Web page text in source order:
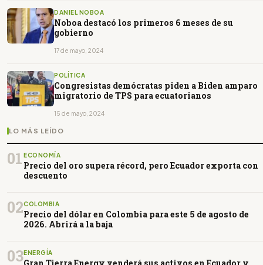
DANIEL NOBOA
Noboa destacó los primeros 6 meses de su
gobierno
17 de mayo, 2024
POLÍTICA
Congresistas demócratas piden a Biden amparo
migratorio de TPS para ecuatorianos
15 de mayo, 2024
LO MÁS LEÍDO
01 ECONOMÍA
Precio del oro supera récord, pero Ecuador exporta con
descuento
02COLOMBIA
Precio del dólar en Colombia para este 5 de agosto de
2026. Abrirá a la baja
03ENERGÍA
Gran Tierra Energy venderá sus activos en Ecuador y